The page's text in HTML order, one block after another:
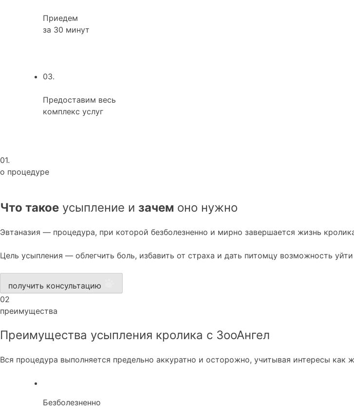
Приедем
за 30 минут
03.
Предоставим весь
комплекс услуг
01.
о процедуре
Что такое усыпление и зачем оно нужно
Эвтаназия — процедура, при которой безболезненно и мирно завершается жизнь
Цель усыпления — облегчить боль, избавить от страха и дать питомцу возможность
получить консультацию
02
преимущества
Преимущества усыпления кролика с ЗооАнгел
Вся процедура выполняется предельно аккуратно и осторожно, учитывая интересы как
Безболезненно